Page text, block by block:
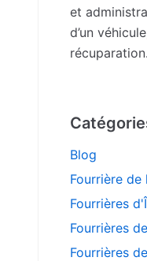
et
d’un
récuparation.
Blog
Fourrière de
Fourrières
Fourrières
Fourrières